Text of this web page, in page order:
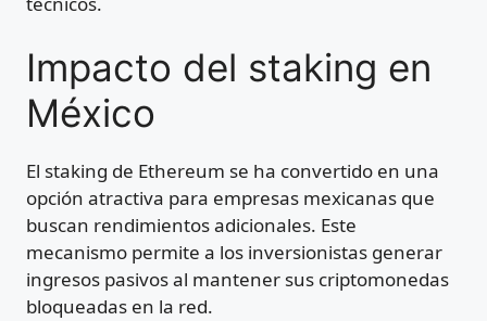
Impacto del staking en
México
El staking de Ethereum se ha convertido en una
opción atractiva para empresas mexicanas que
buscan rendimientos adicionales. Este
mecanismo permite a los inversionistas generar
ingresos pasivos al mantener sus criptomonedas
bloqueadas en la red.